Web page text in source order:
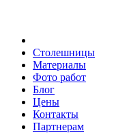
Столешницы
Материалы
Фото работ
Блог
Цены
Контакты
Партнерам